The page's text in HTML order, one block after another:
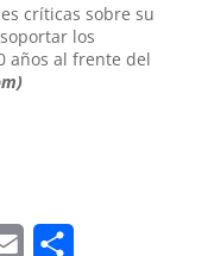
críticas sobre su
los
años al frente del